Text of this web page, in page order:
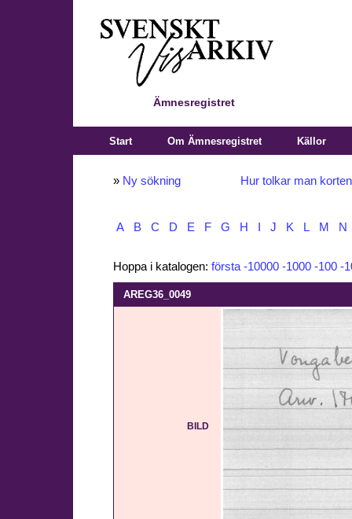
Ämnesregistret
Start Om Ämnesregistret Källor
» Ny sökning Hur tolkar man
A B C D E F G H J K L M N
Hoppa i katalogen: första -10000 -1000 -100 -
AREG36_0049
BILD